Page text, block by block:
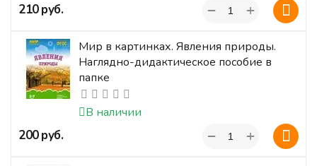
‍210‍руб. +
−
Мир в картинках. Явления природы.
Наглядно-дидактическое пособие в
папке
В наличии
‍200‍руб. +
−